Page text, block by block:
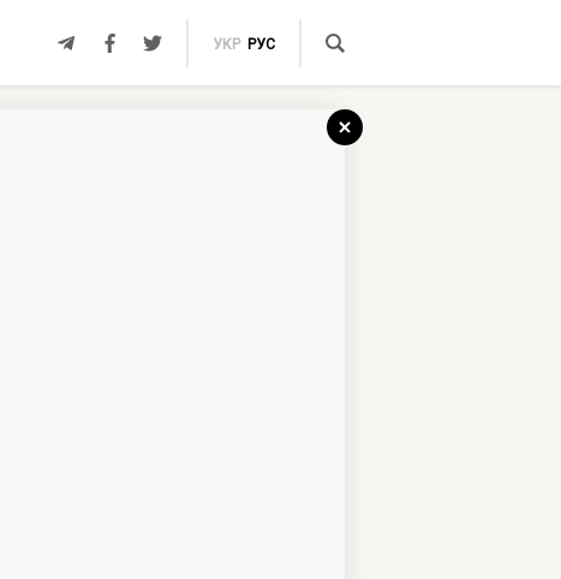
УКР РУС